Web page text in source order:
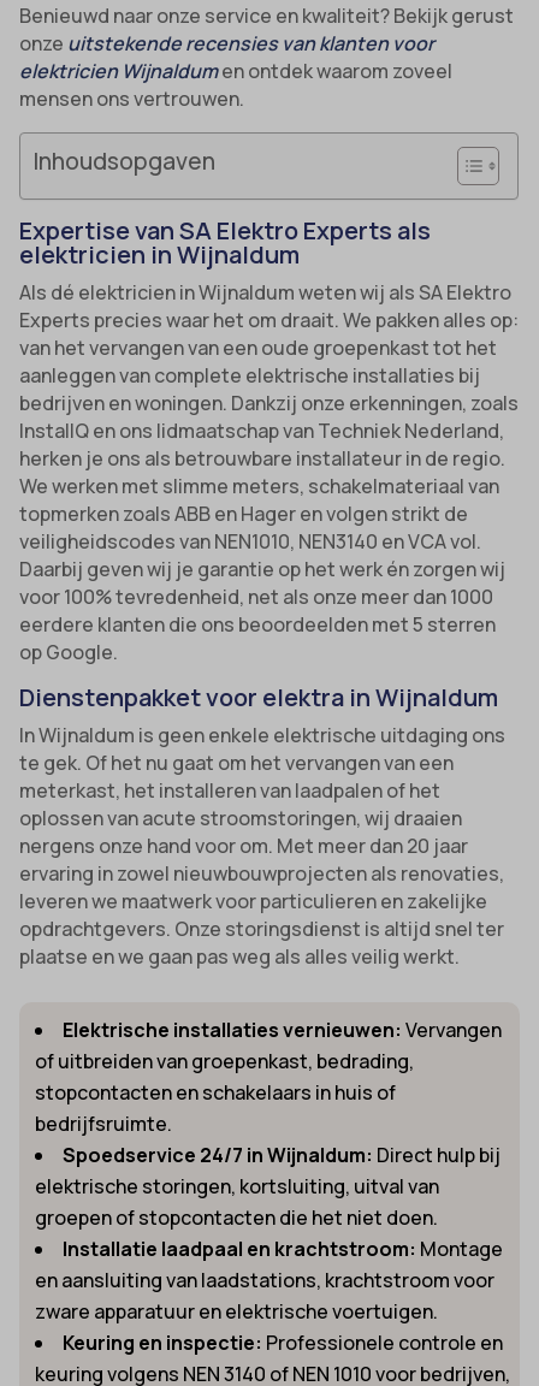
Benieuwd naar onze service en kwaliteit? Bekijk gerust
onze uitstekende recensies van klanten voor
elektricien Wijnaldumen ontdek waarom zoveel
mensen ons vertrouwen.
Inhoudsopgaven
Expertise van SA Elektro Experts als
elektricien in Wijnaldum
Als dé elektricien in Wijnaldum weten wij als SA Elektro
Experts precies waar het om draait. We pakken alles op:
van het vervangen van een oude groepenkast tot het
aanleggen van complete elektrische installaties bij
bedrijven en woningen. Dankzij onze erkenningen, zoals
InstallQ en ons lidmaatschap van Techniek Nederland,
herken je ons als betrouwbare installateur in de regio.
We werken met slimme meters, schakelmateriaal van
topmerken zoals ABB en Hager en volgen strikt de
veiligheidscodes van NEN1010, NEN3140 en VCA vol.
Daarbij geven wij je garantie op het werk én zorgen wij
voor 100% tevredenheid, net als onze meer dan 1000
eerdere klanten die ons beoordeelden met 5 sterren
op Google.
Dienstenpakket voor elektra in Wijnaldum
In Wijnaldum is geen enkele elektrische uitdaging ons
te gek. Of het nu gaat om het vervangen van een
meterkast, het installeren van laadpalen of het
oplossen van acute stroomstoringen, wij draaien
nergens onze hand voor om. Met meer dan 20 jaar
ervaring in zowel nieuwbouwprojecten als renovaties,
leveren we maatwerk voor particulieren en zakelijke
opdrachtgevers. Onze storingsdienst is altijd snel ter
plaatse en we gaan pas weg als alles veilig werkt.
Elektrische installaties vernieuwen: Vervangen
of uitbreiden van groepenkast, bedrading,
stopcontacten en schakelaars in huis of
bedrijfsruimte.
Spoedservice 24/7 in Wijnaldum: Direct hulp bij
elektrische storingen, kortsluiting, uitval van
groepen of stopcontacten die het niet doen.
Installatie laadpaal en krachtstroom: Montage
en aansluiting van laadstations, krachtstroom voor
zware apparatuur en elektrische voertuigen.
Keuring en inspectie: Professionele controle en
keuring volgens NEN 3140 of NEN 1010 voor bedrijven,